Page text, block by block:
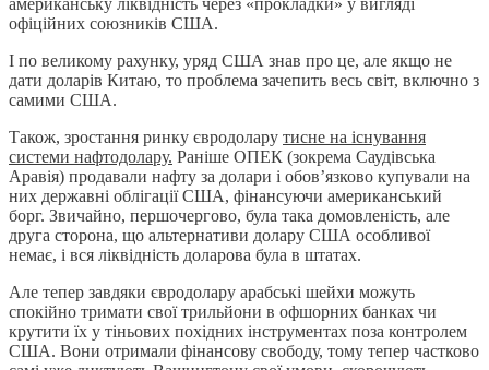
офіційних союзників США.
І по великому рахунку, уряд США знав про це, але якщо не
дати доларів Китаю, то проблема зачепить весь світ, включно з
самими США.
Також, зростання ринку євродолару тисне на існування
системи нафтодолару. Раніше ОПЕК (зокрема Саудівська
Аравія) продавали нафту за долари і обов’язково купували на
них державні облігації США, фінансуючи американський
борг. Звичайно, першочергово, була така домовленість, але
друга сторона, що альтернативи долару США особливої
немає, і вся ліквідність доларова була в штатах.
Але тепер завдяки євродолару арабські шейхи можуть
спокійно тримати свої трильйони в офшорних банках чи
крутити їх у тіньових похідних інструментах поза контролем
США. Вони отримали фінансову свободу, тому тепер частково